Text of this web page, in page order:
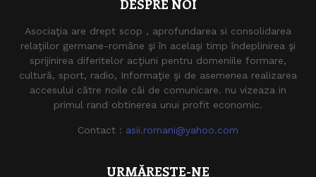
DESPRE NOI
Asociaţia are drept scop , aprofundarea si consolidarea
relaţiilor germane-române şi în acelaşi timp îndeplinirea şi
sprijinirea diferitelor acţiuni pentru domeniile formare,
cultură, sport, radio, Informaţie şi de asemenea realizarea
accesului către noile căi de comunicare. nu vizeaza in
primul rand obtinerea unui profit economic.
Contact : asii.romani@yahoo.com
URMĂREȘTE-NE